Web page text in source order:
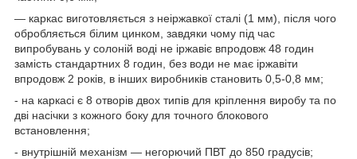
— каркас виготовляється з неіржавкої сталі (1 мм), після чого
обробляється білим цинком, завдяки чому під час
випробувань у солоній воді не іржавіє впродовж 48 годин
замість стандартних 8 годин, без води не має іржавіти
впродовж 2 років, в інших виробників становить 0,5-0,8 мм;
- на каркасі є 8 отворів двох типів для кріплення виробу та по
дві насічки з кожного боку для точного блокового
встановлення;
- внутрішній механізм — негорючий ПВТ до 850 градусів;